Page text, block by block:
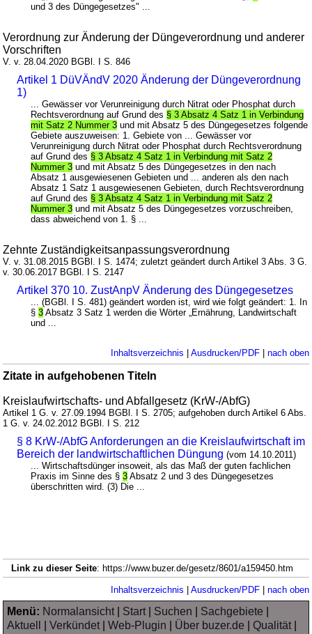
und 3 des Düngegesetzes" ...
Verordnung zur Änderung der Düngeverordnung und anderer
Vorschriften
V. v. 28.04.2020 BGBl. I S. 846
Artikel 1 DüVÄndV 2020 Änderung der Düngeverordnung
1)
... Gewässer vor Verunreinigung durch Nitrat oder Phosphat durch
Rechtsverordnung auf Grund des § 3 Absatz 4 Satz 1 in Verbindung
mit Satz 2 Nummer 3 und mit Absatz 5 des Düngegesetzes folgende
Gebiete auszuweisen: 1. Gebiete von ... Gewässer vor
Verunreinigung durch Nitrat oder Phosphat durch Rechtsverordnung
auf Grund des § 3 Absatz 4 Satz 1 in Verbindung mit Satz 2
Nummer 3 und mit Absatz 5 des Düngegesetzes in den nach
Absatz 1 ausgewiesenen Gebieten und ... anderen als den nach
Absatz 1 Satz 1 ausgewiesenen Gebieten, durch Rechtsverordnung
auf Grund des § 3 Absatz 4 Satz 1 in Verbindung mit Satz 2
Nummer 3 und mit Absatz 5 des Düngegesetzes vorzuschreiben,
dass abweichend von 1. § ...
Zehnte Zuständigkeitsanpassungsverordnung
V. v. 31.08.2015 BGBl. I S. 1474; zuletzt geändert durch Artikel 3 Abs. 3 G.
v. 30.06.2017 BGBl. I S. 2147
Artikel 370 10. ZustAnpV Änderung des Düngegesetzes
... (BGBl. I S. 481) geändert worden ist, wird wie folgt geändert: 1. In
§3 Absatz 3 Satz 1 werden die Wörter „Ernährung, Landwirtschaft
und ...
Inhaltsverzeichnis Ausdrucken/PDF| nach oben
Zitate in aufgehobenen Titeln
Kreislaufwirtschafts- und Abfallgesetz (KrW-/AbfG)
Artikel 1 G. v. 27.09.1994 BGBl. I S. 2705; aufgehoben durch Artikel 6 Abs.
1 G. v. 24.02.2012 BGBl. I S. 212
§ 8 KrW-/AbfG Anforderungen an die Kreislaufwirtschaft im
Bereich der landwirtschaftlichen Düngung (vom 14.10.2011)
... Wirtschaftsdünger insoweit, als das Maß der guten fachlichen
Praxis im Sinne des §3 Absatz 2 und 3 des Düngegesetzes
überschritten wird. (3) Die ...
Link zu dieser Seite: https://www.buzer.de/gesetz/8601/a159450.htm
Inhaltsverzeichnis Ausdrucken/PDF| nach oben
Menü: Normalansicht| Start| Suchen Sachgebiete
Aktuell
|Verkündet|Web-Plugin Über buzer.de |Qualität|